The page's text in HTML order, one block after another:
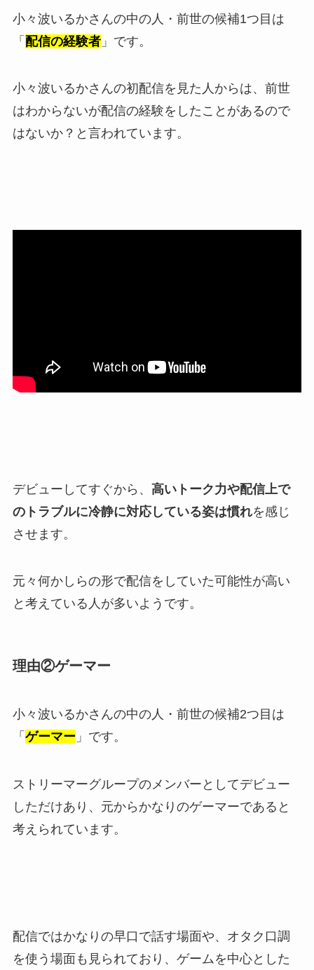
小々波いるかさんの中の人・前世の候補1つ目は
「 配信の経験者」です。
小々波いるかさんの初配信を見た人からは、前世
はわからないが配信の経験をしたことがあるので
はないか？と言われています。
デビューしてすぐから、 高いトーク力や配信上で
のトラブルに冷静に対応している姿は慣れを感じ
させます。
元々何かしらの形で配信をしていた可能性が高い
と考えている人が多いようです。
理由②ゲーマー
小々波いるかさんの中の人・前世の候補2つ目は
「 ゲーマー」です。
ストリーマーグループのメンバーとしてデビュー
しただけあり、元からかなりのゲーマーであると
考えられています。
配信ではかなりの早口で話す場面や、オタク口調
を使う場面も見られており、ゲームを中心とした